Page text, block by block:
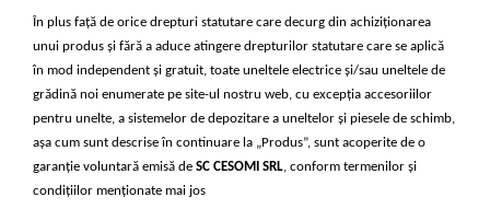
Leduri si Banda Led
Lumini Laterale
Pompe de transfer
Redresoare si Robot Pornire
Stroboscoape auto LED
Capsatoare
Chei și Truse Chei Profesionale și
Durabile
Chei dinamometrice
Clesti si Patenti
Compactoare
Compresoare si accesorii
Geam Lampa Far
Husa Volan
Huse Scaune Auto
Lampa Stop, Tripla remorca
Proiectoare auto
Cositoare electrice si benzina
Cutii depozitare
Cutii postale
Drujbe lanturi si topoare
Fierastrau Circular
Fierbatoare
Sisteme Încălzire Webasto
În plus față de orice drepturi statutare care decurg din achiziționarea
unui produs și fără a aduce atingere drepturilor statutare care se aplică
în mod independent și gratuit, toate uneltele electrice și/sau uneltele de
grădină noi enumerate pe site-ul nostru web, cu excepția accesoriilor
pentru unelte, a sistemelor de depozitare a uneltelor și piesele de schimb,
așa cum sunt descrise în continuare la „Produs”, sunt acoperite de o
garanție voluntară emisă de SC CESOMI SRL, conform termenilor și
condițiilor menționate mai jos